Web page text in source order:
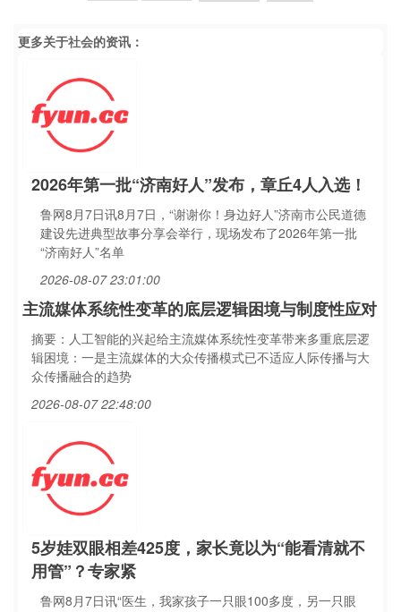
更多关于社会的资讯：
2026年第一批“济南好人”发布，章丘4人入选！
鲁网8月7日讯8月7日，“谢谢你！身边好人”济南市公民道德
建设先进典型故事分享会举行，现场发布了2026年第一批
“济南好人”名单
2026-08-07 23:01:00
主流媒体系统性变革的底层逻辑困境与制度性应对
摘要：人工智能的兴起给主流媒体系统性变革带来多重底层逻
辑困境：一是主流媒体的大众传播模式已不适应人际传播与大
众传播融合的趋势
2026-08-07 22:48:00
5岁娃双眼相差425度，家长竟以为“能看清就不
用管”？专家紧
鲁网8月7日讯“医生，我家孩子一只眼100多度，另一只眼